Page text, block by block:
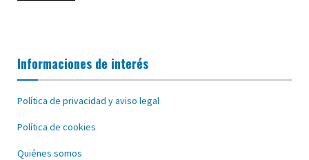
Informaciones de interés
Política de privacidad y aviso legal
Política de cookies
Quiénes somos